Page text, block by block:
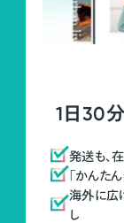
1日30
発送も、
「かんた
海外に広
し